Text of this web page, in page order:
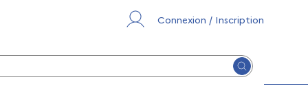
Connexion / Inscription
Lancer la